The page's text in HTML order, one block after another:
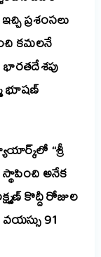
ప్రశంసలు
కమలనే
భారతదేశపు
భూషణ్
“శ్రీ
అనేక
కొద్దీ రోజుల
91